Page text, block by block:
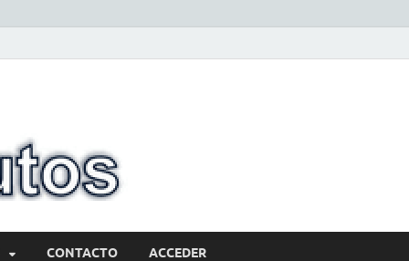
CONTACTO ACCEDER